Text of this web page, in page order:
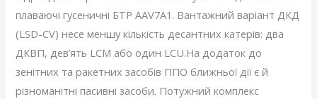
плаваючі гусеничні БТР AAV7A1. Вантажний варіант ДКД
(LSD-CV) несе меншу кількість десантних катерів: два
ДКВП, дев’ять LCM або один LCU.На додаток до
зенітних та ракетних засобів ППО ближньої дії є й
різноманітні пасивні засоби. Потужний комплекс